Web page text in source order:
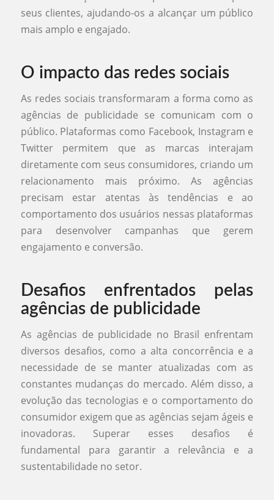
seus clientes, ajudando-os a alcançar um público
mais amplo e engajado.
O impacto das redes sociais
As redes sociais transformaram a forma como as
agências de publicidade se comunicam com o
público. Plataformas como Facebook, Instagram e
Twitter permitem que as marcas interajam
diretamente com seus consumidores, criando um
relacionamento mais próximo. As agências
precisam estar atentas às tendências e ao
comportamento dos usuários nessas plataformas
para desenvolver campanhas que gerem
engajamento e conversão.
Desafios enfrentados pelas
agências de publicidade
As agências de publicidade no Brasil enfrentam
diversos desafios, como a alta concorrência e a
necessidade de se manter atualizadas com as
constantes mudanças do mercado. Além disso, a
evolução das tecnologias e o comportamento do
consumidor exigem que as agências sejam ágeis e
inovadoras. Superar esses desafios é
fundamental para garantir a relevância e a
sustentabilidade no setor.